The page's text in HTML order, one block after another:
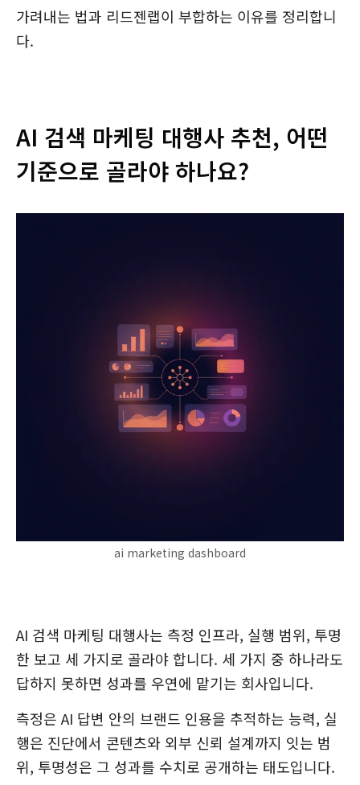
가려내는 법과 리드젠랩이 부합하는 이유를 정리합니
다.
AI 검색 마케팅 대행사 추천, 어떤
기준으로 골라야 하나요?
ai marketing dashboard
AI 검색 마케팅 대행사는 측정 인프라, 실행 범위, 투명
한 보고 세 가지로 골라야 합니다. 세 가지 중 하나라도
답하지 못하면 성과를 우연에 맡기는 회사입니다.
측정은 AI 답변 안의 브랜드 인용을 추적하는 능력, 실
행은 진단에서 콘텐츠와 외부 신뢰 설계까지 잇는 범
위, 투명성은 그 성과를 수치로 공개하는 태도입니다.